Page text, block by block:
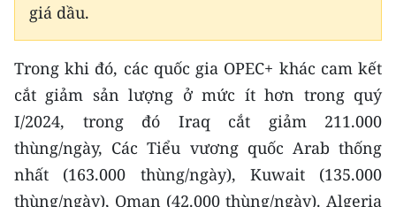
Media Văn hóa
Media Xã hội
Media Pháp luật
Media Du lịch
Media Thế giới
giá dầu.
Trong khi đó, các quốc gia OPEC+ khác cam kết
cắt giảm sản lượng ở mức ít hơn trong quý
I/2024, trong đó Iraq cắt giảm 211.000
thùng/ngày, Các Tiểu vương quốc Arab thống
nhất (163.000 thùng/ngày), Kuwait (135.000
thùng/ngày), Oman (42.000 thùng/ngày). Algeria